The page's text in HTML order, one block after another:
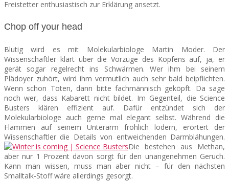
Freistetter enthusiastisch zur Erklärung ansetzt.
Chop off your head
Blutig wird es mit Molekularbiologe Martin Moder. Der
Wissenschaftler klärt über die Vorzüge des Köpfens auf, ja, er
gerät sogar regelrecht ins Schwärmen. Wer ihm bei seinem
Plädoyer zuhört, wird ihm vermutlich auch sehr bald beipflichten.
Wenn schon Töten, dann bitte fachmännisch geköpft. Da sage
noch wer, dass Kabarett nicht bildet. Im Gegenteil, die Science
Busters klären effizient auf. Dafür entzündet sich der
Molekularbiologe auch gerne mal elegant selbst. Während die
Flammen auf seinem Unterarm fröhlich lodern, erörtert der
Wissenschaftler die Details von entweichenden Darmblähungen.
Die bestehen aus Methan,
aber nur 1 Prozent davon sorgt für den unangenehmen Geruch.
Kann man wissen, muss man aber nicht – für den nächsten
Smalltalk-Stoff wäre allerdings gesorgt.